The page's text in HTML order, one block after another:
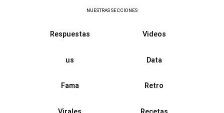
NUESTRAS SECCIONES
Respuestas Videos
us Data
Fama Retro